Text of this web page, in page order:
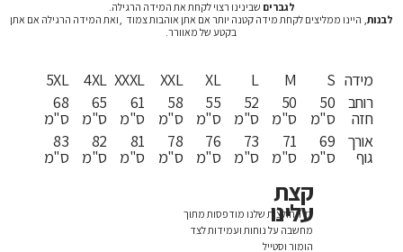
לגברים שבינינו רצוי לקחת את המידה הרגילה.
לבנות, היינו ממליצים לקחת מידה קטנה יותר אם אתן אוהבות צמוד ,ואת המידה הרגילה אם אתן
בקטע של מאוורר.
5XL
68
ס"מ
83
ס"מ
4XL
65
ס"מ
82
ס"מ
XXXL
61
ס"מ
81
ס"מ
XXL
58
ס"מ
78
ס"מ
XL
55
ס"מ
76
ס"מ
L
52
ס"מ
73
ס"מ
M
50
ס"מ
71
ס"מ
S
50
ס"מ
69
ס"מ
מידה
רוחב
חזה
אורך
גוף
כל החולצות שלנו מודפסות מתוך
מחשבה על נוחות ועמידות לצד
הומור וסטייל
קצת
עלינו